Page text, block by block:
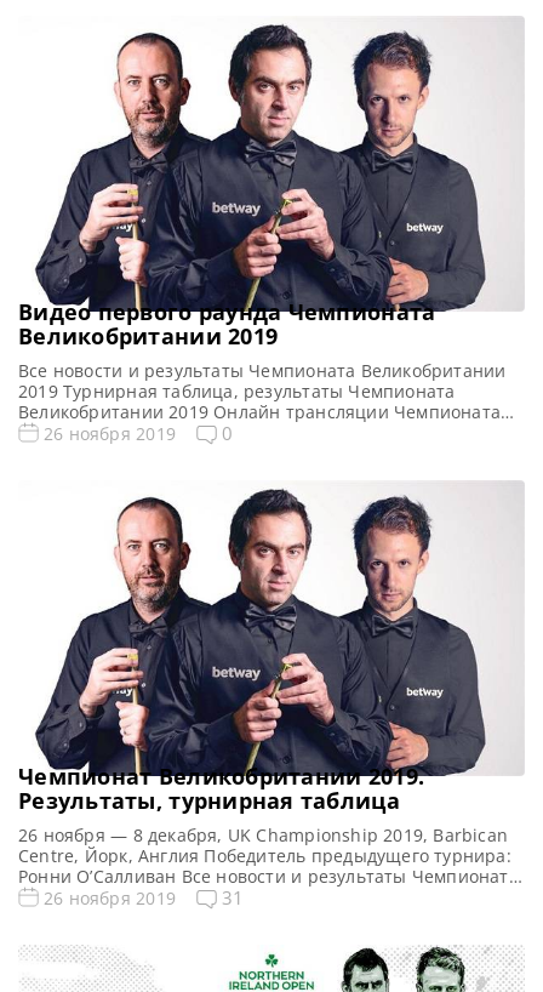
финала 1/2 финала Финал 7 фреймов (до 4-х побед) 7
фреймов (до 4-х […]
Видео первого раунда Чемпионата
Великобритании 2019
Все новости и результаты Чемпионата Великобритании
2019 Турнирная таблица, результаты Чемпионата
Великобритании 2019 Онлайн трансляции Чемпионата
Великобритании 2019 Видео Чемпионата
записи. Если не смогли посмотреть матч в прямом эфире,
смотрите матчи в записи Видео матчей: Видео матча
Ронни О’Салливан — Росс Булман Обзор […]
26 ноября 2019 0
Чемпионат Великобритании 2019.
Результаты, турнирная таблица
26 ноября — 8 декабря, UK Championship 2019, Barbican
Centre, Йорк, Англия Победитель предыдущего турнира:
Ронни О’Салливан Все новости и результаты Чемпионата
Великобритании 2019 Онлайн трансляции Чемпионата
финала 1/4 финала 1/2 финала Финал 11 фреймов (до 6-ти
побед) 11 фреймов (до 6-ти побед) 11 […]
26 ноября 2019 31